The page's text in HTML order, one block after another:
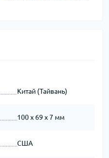
Китай (Тайвань)
100 x 69 x 7 мм
США